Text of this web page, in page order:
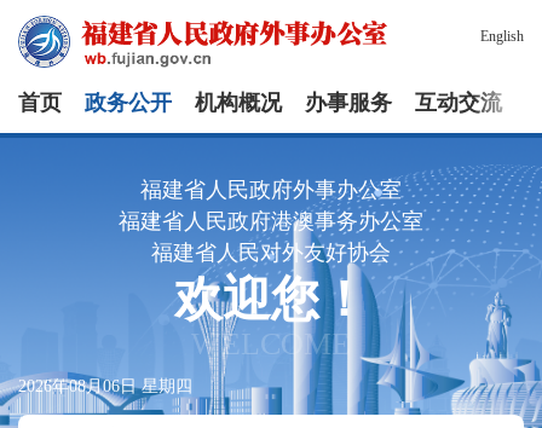
English
首页 政务公开 机构概况 办事服务 互动交流
福建省人民政府外事办公室
福建省人民政府港澳事务办公室
福建省人民对外友好协会
欢迎您！
WELCOME
2026年08月06日 星期四